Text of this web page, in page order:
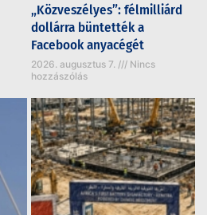
„Közveszélyes”: félmilliárd
dollárra büntették a
Facebook anyacégét
2026. augusztus 7.
Nincs
hozzászólás